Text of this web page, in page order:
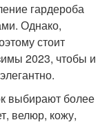
гардероба
Однако,
стоит
2023, чтобы и
выбирают более
велюр, кожу,